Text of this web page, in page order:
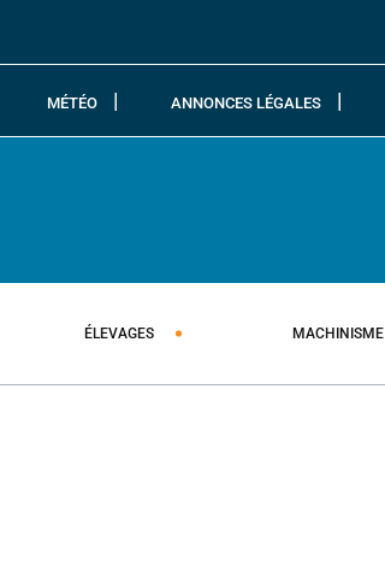
MÉTÉO ANNONCES LÉGALES
ÉLEVAGES MACHINISME